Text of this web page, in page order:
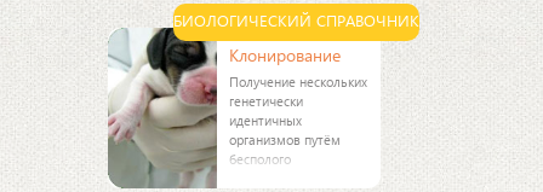
БИОЛОГИЧЕСКИЙ СПРАВОЧНИК
Клонирование
Получение нескольких
генетически
идентичных
организмов путём
бесполого